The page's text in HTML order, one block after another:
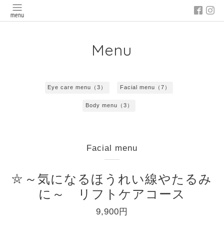
Menu
Eye care menu（3） Facial menu（7）
Body menu（3）
Facial menu
～気になるほうれい線やたるみ
に～ リフトケアコース
9,900円